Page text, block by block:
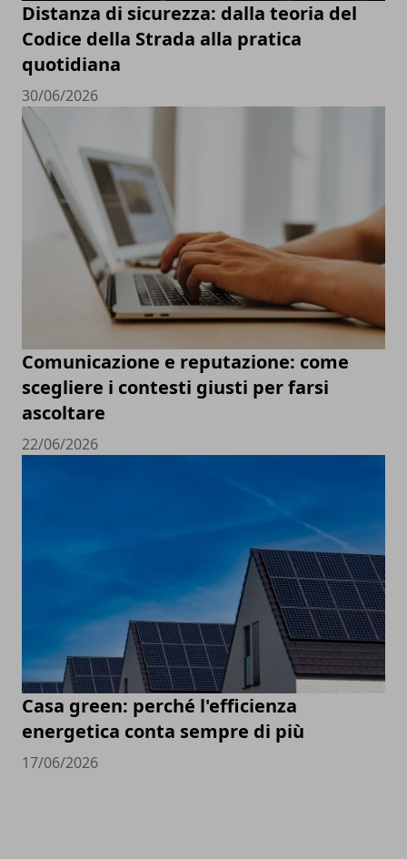
Distanza di sicurezza: dalla teoria del
Codice della Strada alla pratica
quotidiana
30/06/2026
Comunicazione e reputazione: come
scegliere i contesti giusti per farsi
ascoltare
22/06/2026
Casa green: perché l'efficienza
energetica conta sempre di più
17/06/2026